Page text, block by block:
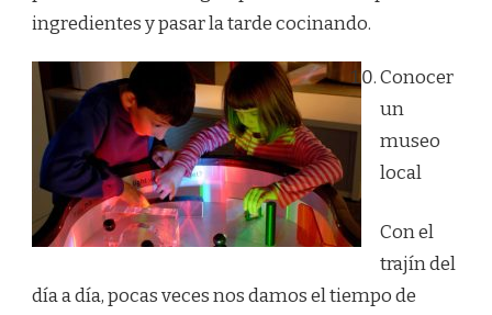
ingredientes y pasar la tarde cocinando.
Conocer
un
museo
local
Con el
trajín del
día a día, pocas veces nos damos el tiempo de